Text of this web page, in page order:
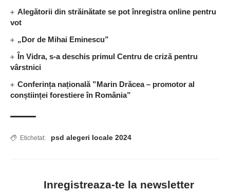
Alegătorii din străinătate se pot înregistra online pentru
vot
„Dor de Mihai Eminescu”
În Vidra, s-a deschis primul Centru de criză pentru
vârstnici
Conferința națională ”Marin Drăcea – promotor al
conștiinței forestiere în România”
Etichetat: psd alegeri locale 2024
Inregistreaza-te la newsletter